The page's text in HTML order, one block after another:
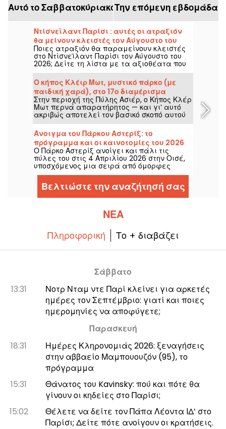
Αυτό το ΣαββατοκύριακοΤην επόμενη εβδομάδα
Ντίσνεϊλαντ Παρίσι : αυτές οι ατραξιόν
θα μείνουν κλειστές τον Αύγουστο του
2026
Ποιες ατραξιόν θα παραμείνουν κλειστές
στο Ντίσνεϊλαντ Παρίσι τον Αύγουστο του
2026; Δείτε τη λίστα με τα αξιοθέατα που
θα είναι προσωρινά μη προσβάσιμα για
συντήρηση ή ανακαίνιση, για να
προετοιμάσετε την επίσκεψή σας στα
πάρκα Disney.
Ο κήπος Κλέιρ Μωτ, μυστικό πάρκο (με
παιδική χαρά), στο 17ο διαμέρισμα
Στην περιοχή της Πύλης Ασιέρ, ο Κήπος Κλέρ
Μωτ περνά απαρατήρητος — και γι’ αυτό
ακριβώς αποτελεί τον βασικό σκοπό αυτού
του πράσινου χώρου: να προσφέρει έναν
τόπο ανάπαυσης, ήρεμο και γαλήνιο.
Άνοιγμα του Πάρκου Αστερίξ: το
πρόγραμμα και οι καινοτομίες του 2026
με τη νέα ζώνη Αίγυπτος
Ο Πάρκο Αστερίξ ανοίγει και πάλι τις
πύλες του στις 4 Απριλίου 2026 στην Οισέ,
υποσχόμενος μια σειρά από όμορφες
εκπλήξεις. Αυτή τη σεζόν, θα δούμε την
ανακαίνιση της περιοχής Αίγυπτος, νέες
περιπέτειες και ένα πλούσιο πρόγραμμα
για ολόκληρη την οικογένεια.
Βελτιώστε την αναζήτησή σας
ΝΈΑ
Πληροφορική Το + διαβάζει
Σάββατο
13:31
Νοτρ Νταμ ντε Παρί κλείνει για αρκετές
ημέρες τον Σεπτέμβριο: γιατί και ποιες
ημερομηνίες να αποφύγετε;
Παρασκευή
18:31
Ημέρες Κληρονομιάς 2026: ξεναγήσεις
στην αββαείο Μαμπουουζόν (95), το
πρόγραμμα
15:31
Θάνατος του Kavinsky: πού και πότε θα
γίνουν οι κηδείες στο Παρίσι;
15:02
Θέλετε να δείτε τον Πάπα Λέοντα ΙΔ’ στο
Παρίσι; Δείτε πότε ανοίγουν οι κρατήσεις.